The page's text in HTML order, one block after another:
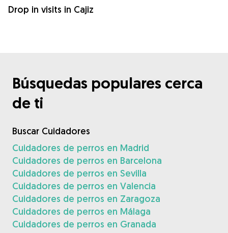
Drop in visits in Cajiz
Búsquedas populares cerca
de ti
Buscar Cuidadores
Cuidadores de perros en Madrid
Cuidadores de perros en Barcelona
Cuidadores de perros en Sevilla
Cuidadores de perros en Valencia
Cuidadores de perros en Zaragoza
Cuidadores de perros en Málaga
Cuidadores de perros en Granada